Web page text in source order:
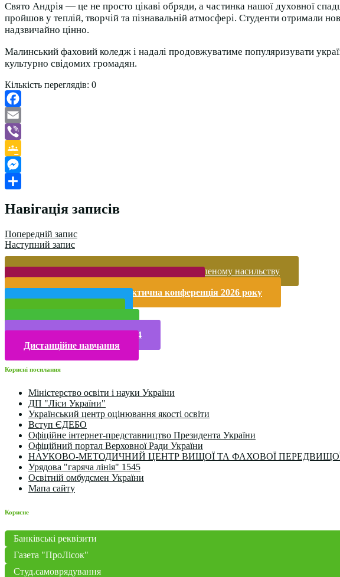
Свято Андрія — це не просто цікаві обряди, а частинка нашої духовної
пройшов у теплій, творчій та пізнавальній атмосфері. Студенти отримали
надзвичайно цінно.
Малинський фаховий коледж і надалі продовжуватиме популяризувати
культурно свідомих громадян.
Кількість переглядів: 0
Facebook
Email
Viber
Google
Classroom
Messenger
Навігація записів
Попередній запис
Наступний запис
Запобігання домашньому та гендерно-зумовленому насильству
Міжнародна науково-практична конференція 2026 року
Конкурси та олімпіади 2024
Дистанційне навчання
Корисні посилання
Міністерство освіти і науки України
ДП "Ліси України"
Український центр оцінювання якості освіти
Вступ ЄДЕБО
Офіційне інтернет-представництво Президента України
Офіційний портал Верховної Ради України
НАУКОВО-МЕТОДИЧНИЙ ЦЕНТР ВИЩОЇ ТА ФАХОВОЇ
Урядова "гаряча лінія" 1545
Освітній омбудсмен України
Мапа сайту
Корисне
Банківські реквізити
Газета "ПроЛісок"
Студ.самоврядування